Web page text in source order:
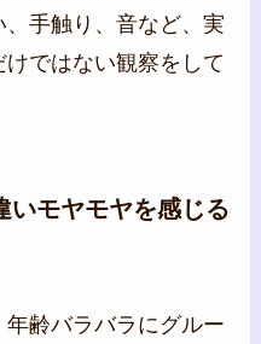
手触り、音など、実
ではない観察をして
いモヤモヤを感じる
齢バラバラにグルー